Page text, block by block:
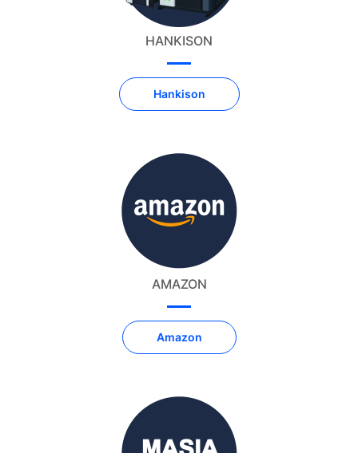
HANKISON
Hankison
AMAZON
Amazon